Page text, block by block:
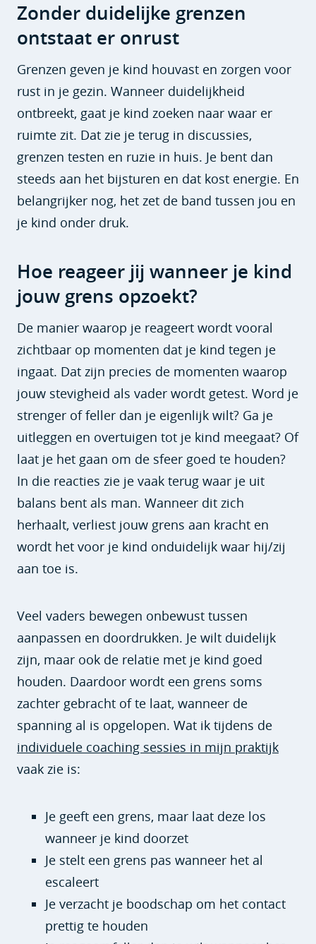
Zonder duidelijke grenzen
ontstaat er onrust
Grenzen geven je kind houvast en zorgen voor
rust in je gezin. Wanneer duidelijkheid
ontbreekt, gaat je kind zoeken naar waar er
ruimte zit. Dat zie je terug in discussies,
grenzen testen en ruzie in huis. Je bent dan
steeds aan het bijsturen en dat kost energie. En
belangrijker nog, het zet de band tussen jou en
je kind onder druk.
Hoe reageer jij wanneer je kind
jouw grens opzoekt?
De manier waarop je reageert wordt vooral
zichtbaar op momenten dat je kind tegen je
ingaat. Dat zijn precies de momenten waarop
jouw stevigheid als vader wordt getest. Word je
strenger of feller dan je eigenlijk wilt? Ga je
uitleggen en overtuigen tot je kind meegaat? Of
laat je het gaan om de sfeer goed te houden?
In die reacties zie je vaak terug waar je uit
balans bent als man. Wanneer dit zich
herhaalt, verliest jouw grens aan kracht en
wordt het voor je kind onduidelijk waar hij/zij
aan toe is.
Veel vaders bewegen onbewust tussen
aanpassen en doordrukken. Je wilt duidelijk
zijn, maar ook de relatie met je kind goed
houden. Daardoor wordt een grens soms
zachter gebracht of te laat, wanneer de
spanning al is opgelopen. Wat ik tijdens de
individuele coaching sessies in mijn praktijk
vaak zie is:
Je geeft een grens, maar laat deze los
wanneer je kind doorzet
Je stelt een grens pas wanneer het al
escaleert
Je verzacht je boodschap om het contact
prettig te houden